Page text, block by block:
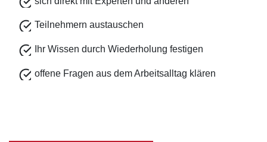
Teilnehmern austauschen
Ihr Wissen durch Wiederholung festigen
offene Fragen aus dem Arbeitsalltag klären